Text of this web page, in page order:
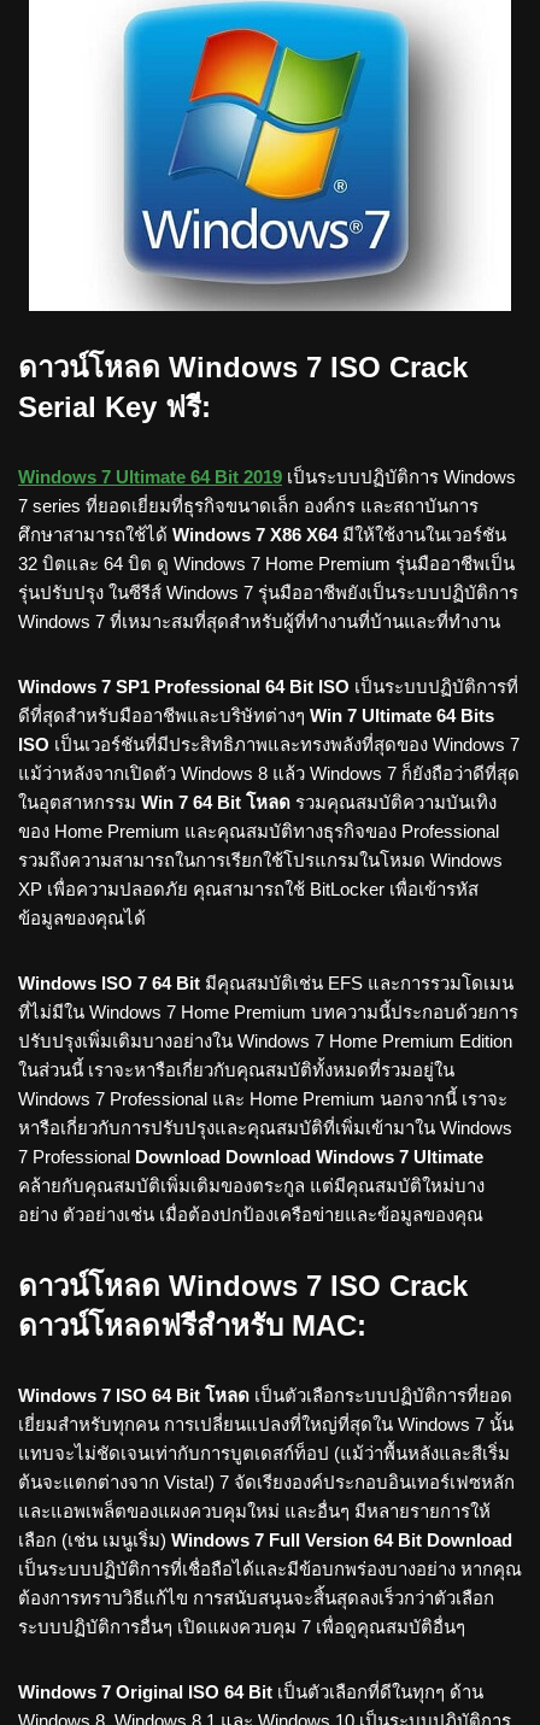
ดาวน์โหลด Windows 7 ISO Crack
Serial Key ฟรี:
Windows 7 Ultimate 64 Bit 2019 เป็นระบบปฏิบัติการ Windows
7 series ที่ยอดเยี่ยมที่ธุรกิจขนาดเล็ก องค์กร และสถาบันการ
ศึกษาสามารถใช้ได้ Windows 7 X86 X64มีให้ใช้งานในเวอร์ชัน
32 บิตและ 64 บิต ดู Windows 7 Home Premium รุ่นมืออาชีพเป็น
รุ่นปรับปรุง ในซีรีส์ Windows 7 รุ่นมืออาชีพยังเป็นระบบปฏิบัติการ
Windows 7 ที่เหมาะสมที่สุดสำหรับผู้ที่ทำงานที่บ้านและที่ทำงาน
Windows 7 SP1 Professional 64 Bit ISO เป็นระบบปฏิบัติการที่
ดีที่สุดสำหรับมืออาชีพและบริษัทต่างๆ Win 7 Ultimate 64 Bits
ISO เป็นเวอร์ชันที่มีประสิทธิภาพและทรงพลังที่สุดของ Windows 7
แม้ว่าหลังจากเปิดตัว Windows 8 แล้ว Windows 7 ก็ยังถือว่าดีที่สุด
ในอุตสาหกรรม Win 7 64 Bit โหลด รวมคุณสมบัติความบันเทิง
ของ Home Premium และคุณสมบัติทางธุรกิจของ Professional
รวมถึงความสามารถในการเรียกใช้โปรแกรมในโหมด Windows
XP เพื่อความปลอดภัย คุณสามารถใช้ BitLocker เพื่อเข้ารหัส
ข้อมูลของคุณได้
Windows ISO 7 64 Bit มีคุณสมบัติเช่น EFS และการรวมโดเมน
ที่ไม่มีใน Windows 7 Home Premium บทความนี้ประกอบด้วยการ
ปรับปรุงเพิ่มเติมบางอย่างใน Windows 7 Home Premium Edition
ในส่วนนี้ เราจะหารือเกี่ยวกับคุณสมบัติทั้งหมดที่รวมอยู่ใน
Windows 7 Professional และ Home Premium นอกจากนี้ เราจะ
หารือเกี่ยวกับการปรับปรุงและคุณสมบัติที่เพิ่มเข้ามาใน Windows
7 Professional Download Download Windows 7 Ultimate
คล้ายกับคุณสมบัติเพิ่มเติมของตระกูล แต่มีคุณสมบัติใหม่บาง
อย่าง ตัวอย่างเช่น เมื่อต้องปกป้องเครือข่ายและข้อมูลของคุณ
ดาวน์โหลด Windows 7 ISO Crack
ดาวน์โหลดฟรีสำหรับ MAC:
Windows 7 ISO 64 Bit โหลด เป็นตัวเลือกระบบปฏิบัติการที่ยอด
เยี่ยมสำหรับทุกคน การเปลี่ยนแปลงที่ใหญ่ที่สุดใน Windows 7 นั้น
แทบจะไม่ชัดเจนเท่ากับการบูตเดสก์ท็อป (แม้ว่าพื้นหลังและสีเริ่ม
ต้นจะแตกต่างจาก Vista!) 7 จัดเรียงองค์ประกอบอินเทอร์เฟซหลัก
และแอพเพล็ตของแผงควบคุมใหม่ และอื่นๆ มีหลายรายการให้
เลือก (เช่น เมนูเริ่ม) Windows 7 Full Version 64 Bit Download
เป็นระบบปฏิบัติการที่เชื่อถือได้และมีข้อบกพร่องบางอย่าง หากคุณ
ต้องการทราบวิธีแก้ไข การสนับสนุนจะสิ้นสุดลงเร็วกว่าตัวเลือก
ระบบปฏิบัติการอื่นๆ เปิดแผงควบคุม 7 เพื่อดูคุณสมบัติอื่นๆ
Windows 7 Original ISO 64 Bit เป็นตัวเลือกที่ดีในทุกๆ ด้าน
Windows 8, Windows 8.1 และ Windows 10 เป็นระบบปฏิบัติการ